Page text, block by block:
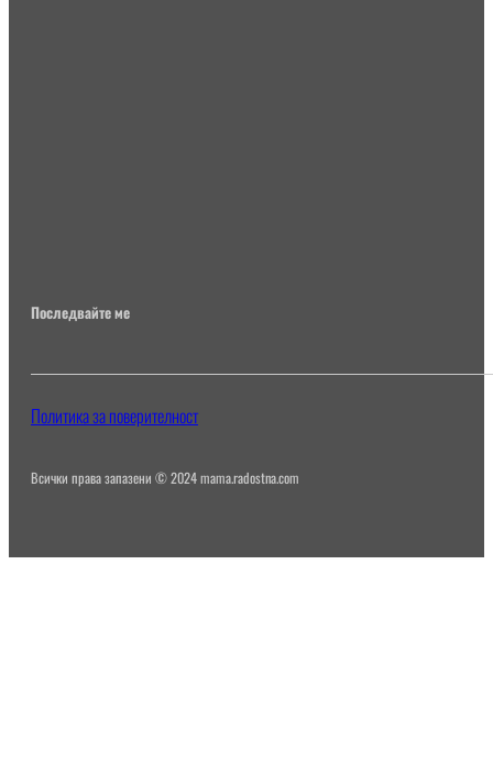
Последвайте ме
Всички права запазени © 2024 mama.radostna.com
Политика за поверителност